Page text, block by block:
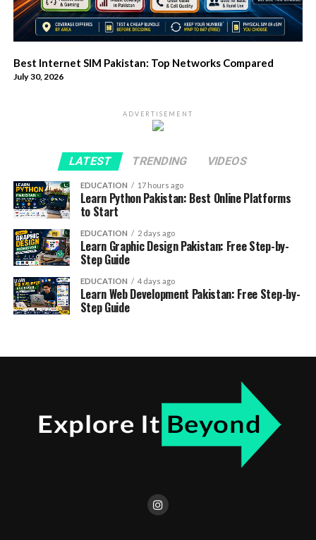
Best Internet SIM Pakistan: Top Networks Compared
July 30, 2026
ADVERTISEMENT
LATEST TRENDING VIDEOS
EDUCATION 17 hours ago
Learn Python Pakistan: Best Online Platforms
to Start
EDUCATION 2 days ago
Learn Graphic Design Pakistan: Free Step-by-
Step Guide
EDUCATION 4 days ago
Learn Web Development Pakistan: Free Step-by-
Step Guide